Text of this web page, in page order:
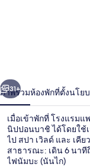
า
ถัดไป
31+
ภาพรวมห้องพักที่ตั้งนโย
เมื่อเข้าพักที่ โรงแรม
นิปปอนบาชิ ได้โดยใช้
ไป สปา เวิลด์ และ เคี
สาธารณะ: เดิน 6 นาที
ไฟนัมบะ (นันไก)